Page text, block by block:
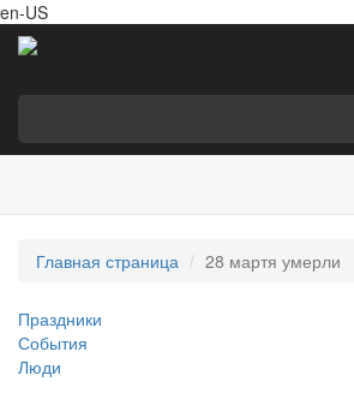
en-US
Главная страница 28 мартя умерли
Праздники
События
Люди